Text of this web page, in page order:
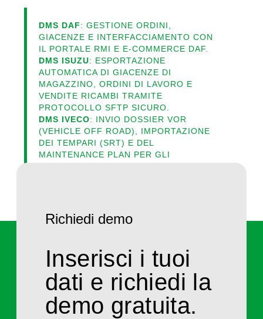
DMS DAF: GESTIONE ORDINI,
GIACENZE E INTERFACCIAMENTO CON
IL PORTALE RMI E E-COMMERCE DAF.
DMS ISUZU: ESPORTAZIONE
AUTOMATICA DI GIACENZE DI
MAGAZZINO, ORDINI DI LAVORO E
VENDITE RICAMBI TRAMITE
PROTOCOLLO SFTP SICURO.
DMS IVECO: INVIO DOSSIER VOR
(VEHICLE OFF ROAD), IMPORTAZIONE
DEI TEMPARI (SRT) E DEL
MAINTENANCE PLAN PER GLI
Richiedi demo
Inserisci i tuoi
dati e richiedi la
demo gratuita.